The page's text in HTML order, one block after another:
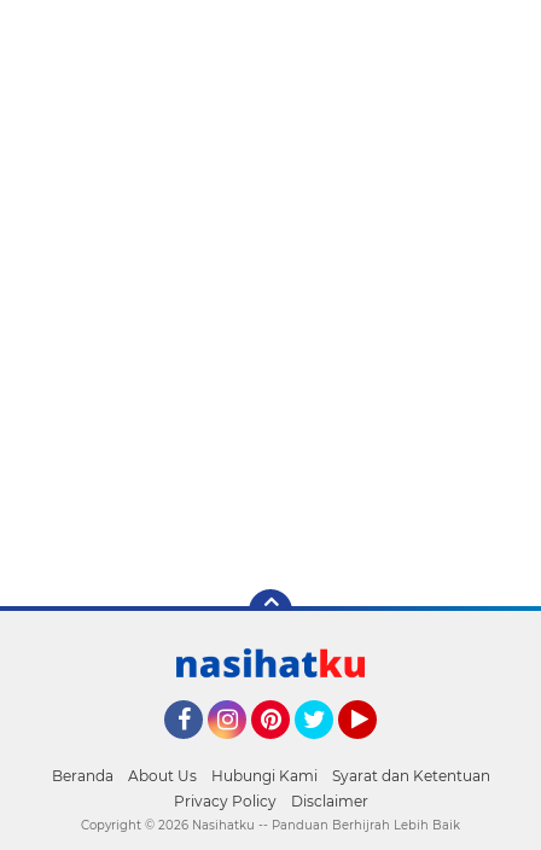
Beranda About Us Hubungi Kami
Syarat dan Ketentuan
Privacy Policy
Disclaimer
Copyright © 2026 Nasihatku -- Panduan Berhijrah Lebih Baik